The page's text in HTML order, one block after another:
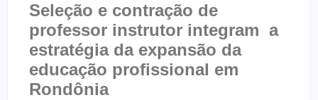
Seleção e contração de
professor instrutor integram a
estratégia da expansão da
educação profissional em
Rondônia